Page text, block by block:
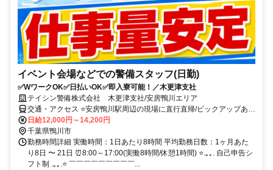
イベント会場などでの警備スタッフ(日勤)
✅WワークOK✅日払いOK✅即入寮可能！／木更津支社
テイシン警備株式会社 木更津支社/安房鴨川エリア
交通・アクセス ⭐安房鴨川駅周辺の現場に直行直帰/ピックアップあ
り！移動の心配は不要です♪
日給12,000円～14,200円
千葉県鴨川市
勤務時間詳細 実働時間：1日あたり8時間 平均勤務日数：1ヶ月あた
り8日 〜 21日 ⏰8:00～17:00(実働8時間/休憩1時間) ⭐.｡｡. 自己申告シ
フト制 .｡｡.⭐ ￣￣￣￣￣￣￣￣￣...